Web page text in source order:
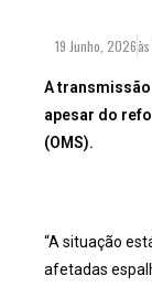
19 Junho, 2026às
A transmissão
apesar do
(OMS).
“A situação
afetadas